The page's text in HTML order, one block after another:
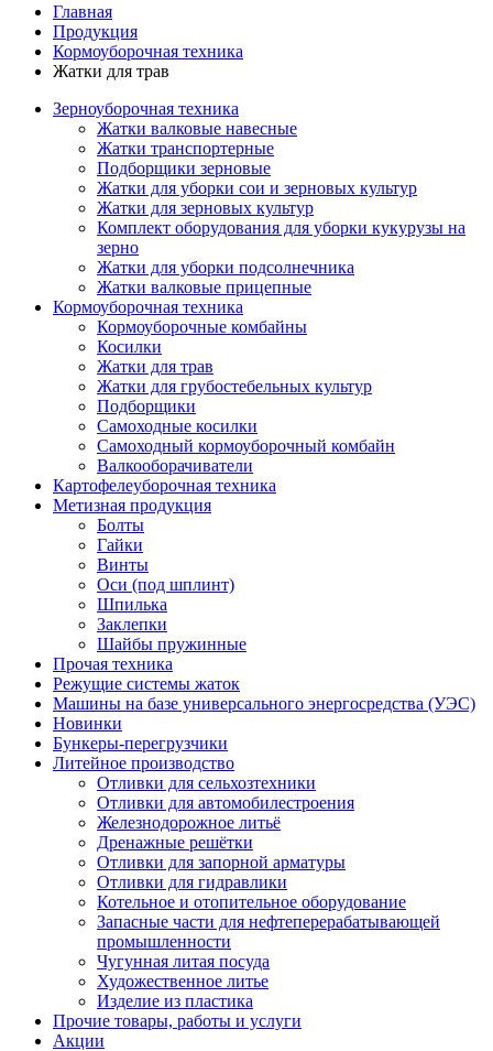
Главная
Продукция
Кормоуборочная техника
Жатки для трав
Зерноуборочная техника
Жатки валковые навесные
Жатки транспортерные
Подборщики зерновые
Жатки для уборки сои и зерновых культур
Жатки для зерновых культур
Комплект оборудования для уборки кукурузы на
зерно
Жатки для уборки подсолнечника
Жатки валковые прицепные
Кормоуборочная техника
Кормоуборочные комбайны
Косилки
Жатки для трав
Жатки для грубостебельных культур
Подборщики
Самоходные косилки
Самоходный кормоуборочный комбайн
Валкооборачиватели
Картофелеуборочная техника
Метизная продукция
Болты
Гайки
Винты
Оси (под шплинт)
Шпилька
Заклепки
Шайбы пружинные
Прочая техника
Режущие системы жаток
Машины на базе универсального энергосредства (УЭС)
Новинки
Бункеры-перегрузчики
Литейное производство
Отливки для сельхозтехники
Отливки для автомобилестроения
Железнодорожное литьё
Дренажные решётки
Отливки для запорной арматуры
Отливки для гидравлики
Котельное и отопительное оборудование
Запасные части для нефтеперерабатывающей
промышленности
Чугунная литая посуда
Художественное литье
Изделие из пластика
Прочие товары, работы и услуги
Акции